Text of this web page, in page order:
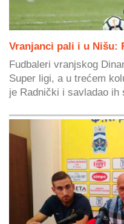
Vranjanci pali i u Nišu:
Fudbaleri vranjskog
Super ligi, a u trećem
je Radnički i savladao ih